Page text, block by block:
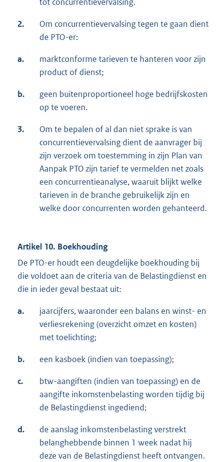
2.
Om concurrentievervalsing tegen te gaan dient
de PTO-er:
a.
marktconforme tarieven te hanteren voor zijn
product of dienst;
b.
geen buitenproportioneel hoge bedrijfskosten
op te voeren.
3.
Om te bepalen of al dan niet sprake is van
concurrentievervalsing dient de aanvrager bij
zijn verzoek om toestemming in zijn Plan van
Aanpak PTO zijn tarief te vermelden net zoals
een concurrentieanalyse, waaruit blijkt welke
tarieven in de branche gebruikelijk zijn en
welke door concurrenten worden gehanteerd.
Artikel 10. Boekhouding
De PTO-er houdt een deugdelijke boekhouding bij
die voldoet aan de criteria van de Belastingdienst en
die in ieder geval bestaat uit:
a.
jaarcijfers, waaronder een balans en winst- en
verliesrekening (overzicht omzet en kosten)
met toelichting;
b. een kasboek (indien van toepassing);
c.
btw-aangiften (indien van toepassing) en de
aangifte inkomstenbelasting worden tijdig bij
de Belastingdienst ingediend;
d.
de aanslag inkomstenbelasting verstrekt
belanghebbende binnen 1 week nadat hij
deze van de Belastingdienst heeft ontvangen.